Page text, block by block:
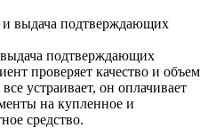
подтверждающих
проверяет качество и объем
устраивает, он оплачивает
на купленное и
средство.